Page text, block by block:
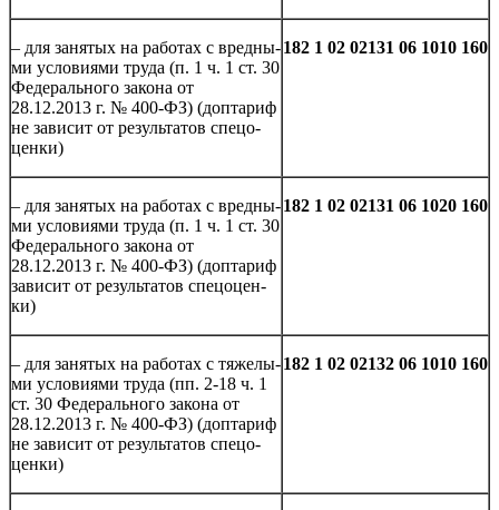
– для за­ня­тых на ра­бо­тах с вред­ны­
ми усло­ви­я­ми труда (п. 1 ч. 1 ст. 30
Фе­де­раль­но­го за­ко­на от
28.12.2013 г. № 400-ФЗ) (до­пта­риф
не за­ви­сит от ре­зуль­та­тов спе­цо­
цен­ки)
182 1 02 02131 06 1010 160
– для за­ня­тых на ра­бо­тах с вред­ны­
ми усло­ви­я­ми труда (п. 1 ч. 1 ст. 30
Фе­де­раль­но­го за­ко­на от
28.12.2013 г. № 400-ФЗ) (до­пта­риф
за­ви­сит от ре­зуль­та­тов спе­цо­цен­
ки)
182 1 02 02131 06 1020 160
– для за­ня­тых на ра­бо­тах с тя­же­лы­
ми усло­ви­я­ми труда (пп. 2-18 ч. 1
ст. 30 Фе­де­раль­но­го за­ко­на от
28.12.2013 г. № 400-ФЗ) (до­пта­риф
не за­ви­сит от ре­зуль­та­тов спе­цо­
цен­ки)
182 1 02 02132 06 1010 160